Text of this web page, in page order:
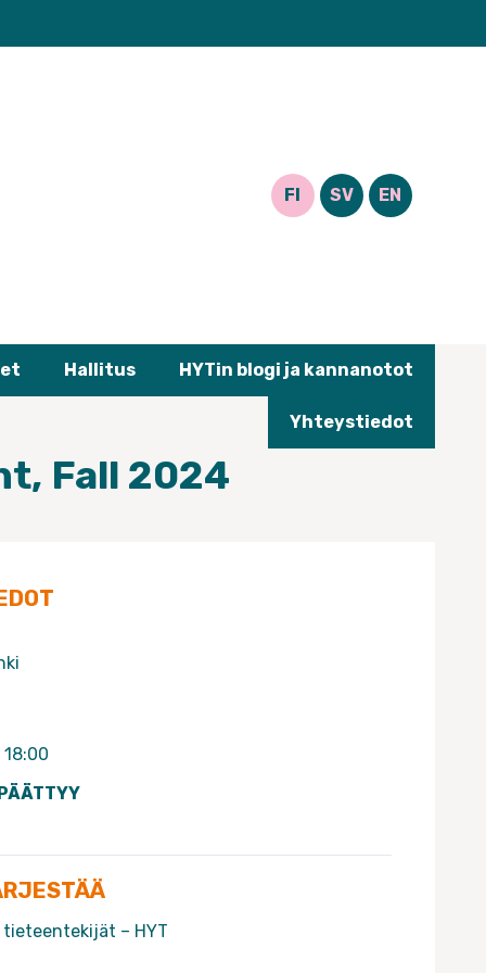
FI SV EN
Hallitus HYTin blogi ja kannanotot
Yhteystiedot
Fall 2024
– HYT